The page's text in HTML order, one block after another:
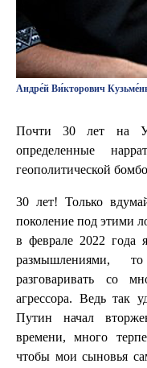
Андре́й Ви́кторович
Почти 30 лет на
определенные
геополитической
30 лет! Только
поколение под этими
в феврале 2022 года
размышлениями,
разговаривать со
агрессора. Ведь так
Путин начал
времени, много
чтобы мои сыновья